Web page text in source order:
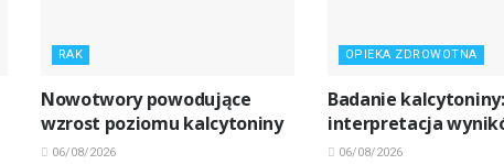
RAK
Nowotwory powodujące
wzrost poziomu kalcytoniny
06/08/2026
OPIEKA ZDROWOTNA
Badanie
interpretacja
06/08/2026